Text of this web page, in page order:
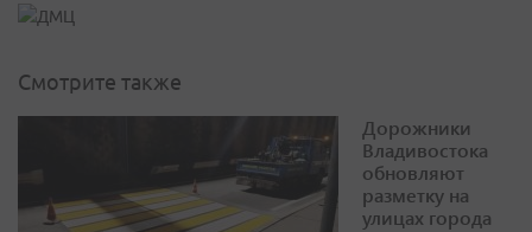
Смотрите также
Дорожники
Владивостока
обновляют
разметку на
улицах города